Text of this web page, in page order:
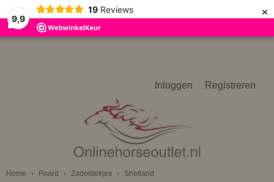
9,9
19 Reviews ×
Inloggen Registreren
Home › Paard › Zadeldekjes › Shetland